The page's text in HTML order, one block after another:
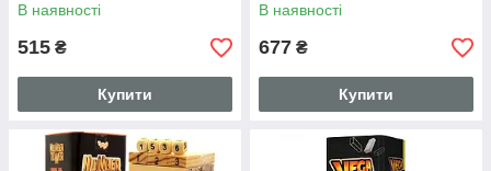
В наявності
515 ₴
Купити
В наявності
677 ₴
Купити